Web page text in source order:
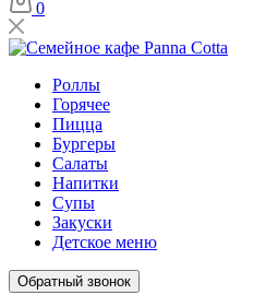
0
Роллы
Горячее
Пицца
Бургеры
Салаты
Напитки
Супы
Закуски
Детское меню
Обратный звонок